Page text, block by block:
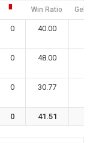
Win Ratio
0 40.00
0 48.00
0 30.77
0 41.51